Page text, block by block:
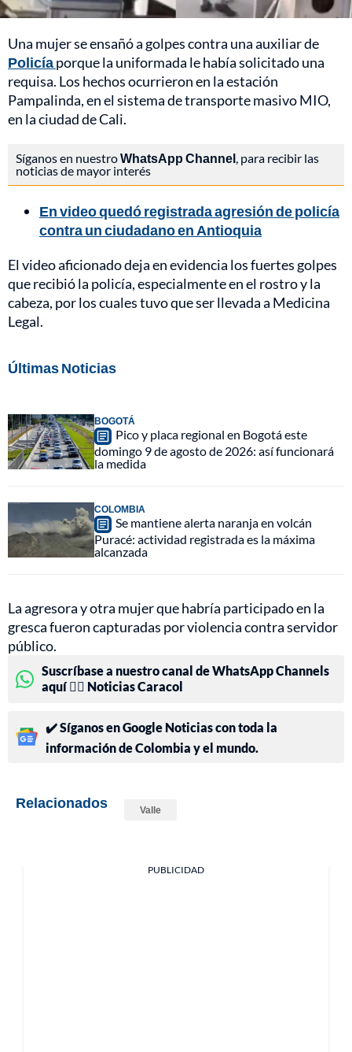
Una mujer se ensañó a golpes contra una auxiliar de
Policíaporque la uniformada le había solicitado una
requisa. Los hechos ocurrieron en la estación
Pampalinda, en el sistema de transporte masivo MIO,
en la ciudad de Cali.
Síganos en nuestroWhatsApp Channel , para recibir las
noticias de mayor interés
En video quedó registrada agresión de policía
contra un ciudadano en Antioquia
El video aficionado deja en evidencia los fuertes golpes
que recibió la policía, especialmente en el rostro y la
cabeza, por los cuales tuvo que ser llevada a Medicina
Legal.
Últimas Noticias
BOGOTÁ
Pico y placa regional en Bogotá este
domingo 9 de agosto de 2026: así funcionará
la medida
COLOMBIA
Se mantiene alerta naranja en volcán
Puracé: actividad registrada es la máxima
alcanzada
La agresora y otra mujer que habría participado en la
gresca fueron capturadas por violencia contra servidor
público.
Suscríbase a nuestro canal de WhatsApp Channels
aquí 👉🏻 Noticias Caracol
✔️ Síganos en Google Noticias con toda la
información de Colombia y el mundo.
Relacionados Valle
PUBLICIDAD